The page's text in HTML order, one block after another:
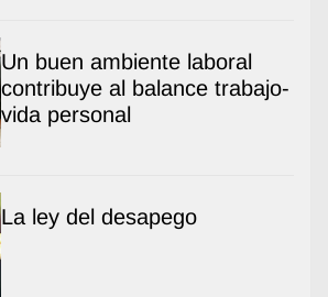
Un buen ambiente laboral
contribuye al balance trabajo-
vida personal
La ley del desapego